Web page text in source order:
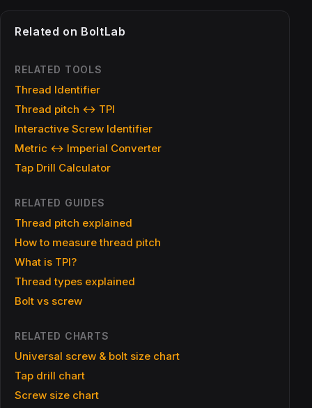
Related on BoltLab
RELATED TOOLS
Thread Identifier
Thread pitch ↔ TPI
Interactive Screw Identifier
Metric ↔ Imperial Converter
Tap Drill Calculator
RELATED GUIDES
Thread pitch explained
How to measure thread pitch
What is TPI?
Thread types explained
Bolt vs screw
RELATED CHARTS
Universal screw & bolt size chart
Tap drill chart
Screw size chart